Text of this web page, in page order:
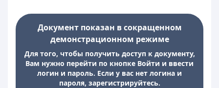
Документ показан в сокращенном
демонстрационном режиме
Для того, чтобы получить доступ к документу,
Вам нужно перейти по кнопке Войти и ввести
логин и пароль. Если у вас нет логина и
пароля, зарегистрируйтесь.